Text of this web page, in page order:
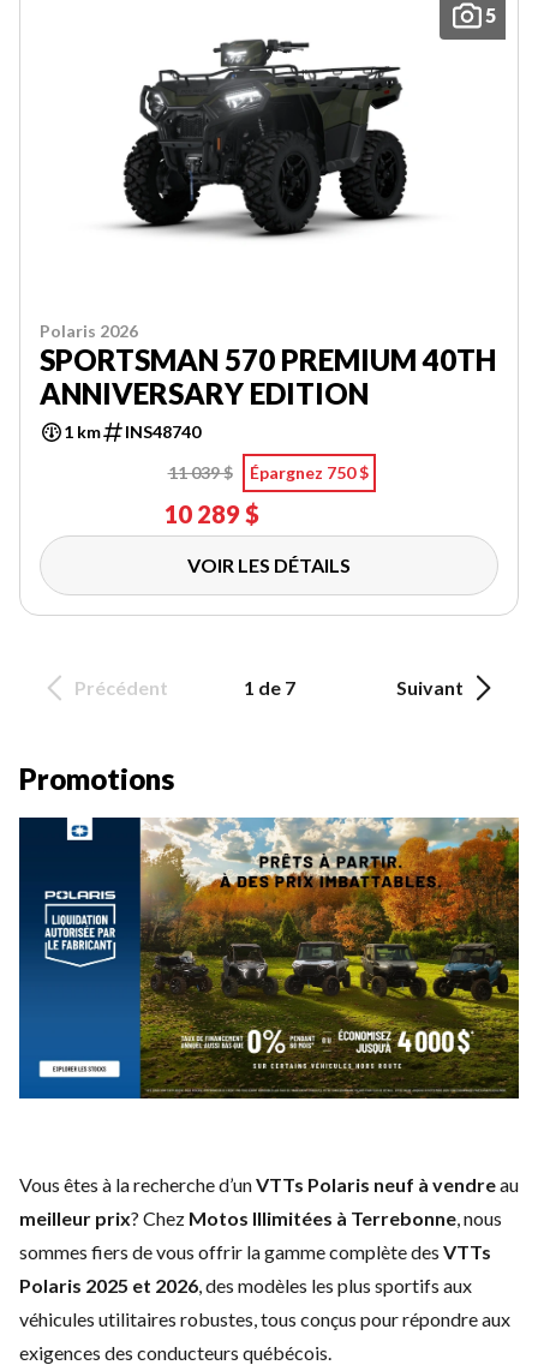
5
Polaris 2026
SPORTSMAN 570 PREMIUM 40TH
ANNIVERSARY EDITION
1 km
INS48740
11 039 $
Épargnez 750 $
10 289 $
VOIR LES DÉTAILS
Précédent 1 de 7 Suivant
Promotions
Vous êtes à la recherche d’unVTTs Polaris neuf à vendreau
meilleur prix? Chez Motos Illimitées à Terrebonne, nous
sommes fiers de vous offrir la gamme complète des VTTs
Polaris 2025 et 2026, des modèles les plus sportifs aux
véhicules utilitaires robustes, tous conçus pour répondre aux
exigences des conducteurs québécois.